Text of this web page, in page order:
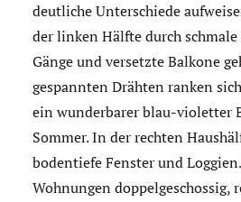
deutliche Unterschiede
der linken Hälfte durch schmale
Gänge und versetzte Balkone
gespannten Drähten ranken
ein wunderbarer blau-violetter
Sommer. In der rechten
bodentiefe Fenster und
Wohnungen doppelgeschossig,